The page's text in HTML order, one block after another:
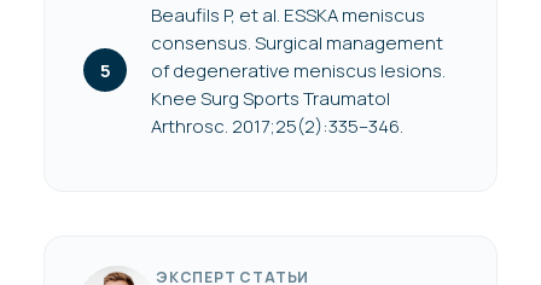
Beaufils P, et al. ESSKA meniscus
consensus. Surgical management
of degenerative meniscus lesions.
Knee Surg Sports Traumatol
Arthrosc. 2017;25(2):335–346.
ЭКСПЕРТ СТАТЬИ